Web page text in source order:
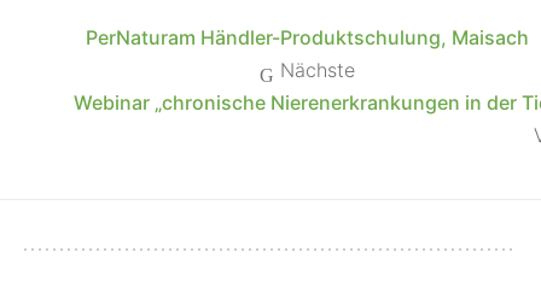
PerNaturam Händler-Produktschulung, Maisach
Nächste
Webinar „chronische Nierenerkrankungen in der